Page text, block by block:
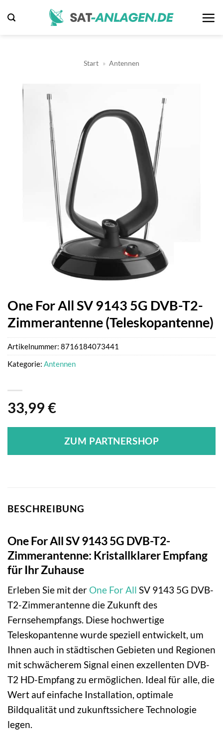
Inhalt
Start » Antennen
One For All SV 9143 5G DVB-T2-
Zimmerantenne (Teleskopantenne)
33,99 €
ZUM PARTNERSHOP
Artikelnummer: 8716184073441
Kategorie: Antennen
BESCHREIBUNG
One For All SV 9143 5G DVB-T2-
Zimmerantenne: Kristallklarer Empfang
für Ihr Zuhause
Erleben Sie mit der One For All SV 9143 5G DVB-
T2-Zimmerantenne die Zukunft des
Fernsehempfangs. Diese hochwertige
Teleskopantenne wurde speziell entwickelt, um
Ihnen auch in städtischen Gebieten und Regionen
mit schwächerem Signal einen exzellenten DVB-
T2 HD-Empfang zu ermöglichen. Ideal für alle, die
Wert auf einfache Installation, optimale
Bildqualität und zukunftssichere Technologie
legen.